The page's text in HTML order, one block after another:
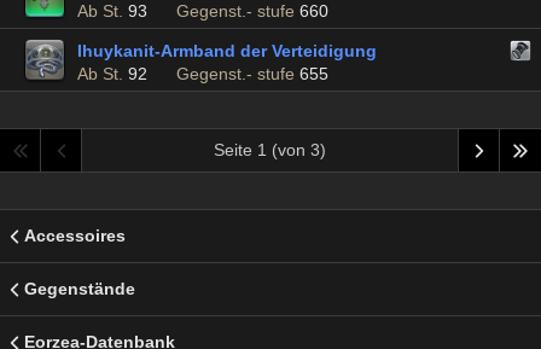
Ab St. 93 Gegenst.- stufe 660
Ihuykanit-Armband der Verteidigung
Ab St. 92 Gegenst.- stufe 655
Seite 1 (von 3)
Accessoires
Gegenstände
Eorzea-Datenbank